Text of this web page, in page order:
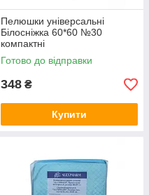
Пелюшки універсальні
Білосніжка 60*60 №30
компактні
Готово до відправки
348 ₴
Купити